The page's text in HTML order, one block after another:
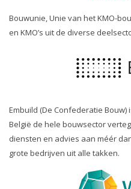
Bouwunie, Unie van het KMO-
en KMO’s uit de diverse
Embuild (De Confederatie
België de hele bouwsector
diensten en advies aan méér
grote bedrijven uit alle takken.